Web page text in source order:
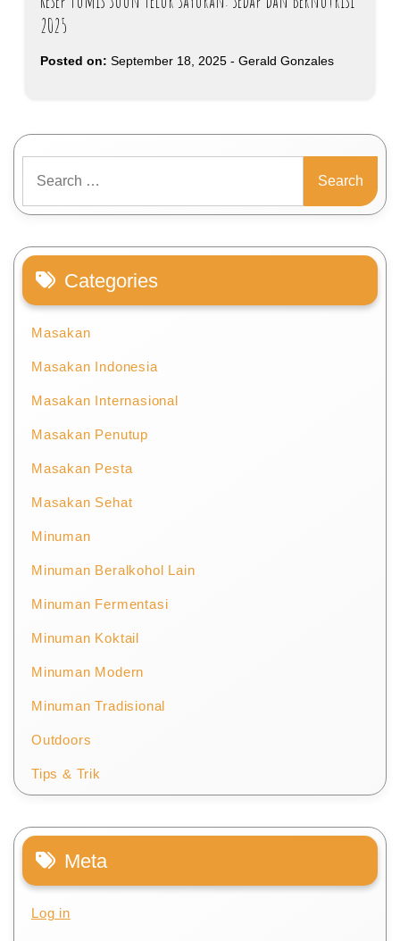
2025
Posted on: September 18, 2025 - Gerald Gonzales
for:
Categories
Masakan
Masakan Indonesia
Masakan Internasional
Masakan Penutup
Masakan Pesta
Masakan Sehat
Minuman
Minuman Beralkohol Lain
Minuman Fermentasi
Minuman Koktail
Minuman Modern
Minuman Tradisional
Outdoors
Tips & Trik
Meta
Log in